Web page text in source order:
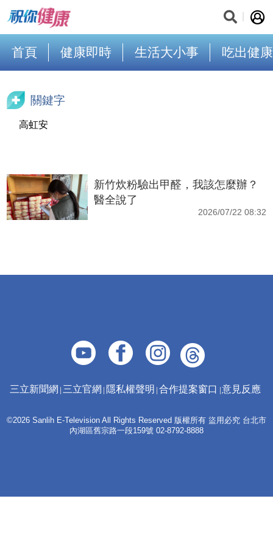
首頁 健康即時 生活大小事 吃出健康
關鍵字
高虹安
新竹炊粉驗出甲醛，我該怎麼辦？
醫全說了
2026/07/22 08:32
三立新聞網 三立官網 隱私權聲明 合作提案窗口 意見反應
©2026 Sanlih E-Television All Rights Reserved 版權所有 盜用必究 台北市
內湖區舊宗路一段159號 02-8792-8888